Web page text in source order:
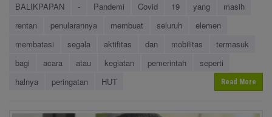
BALIKPAPAN - Pandemi Covid 19 yang
masih
rentan
penularannya membuat seluruh
elemen
membatasi
segala aktifitas dan mobilitas
termasuk
bagi
acara atau kegiatan pemerintah
seperti
halnya
peringatan HUT Read More